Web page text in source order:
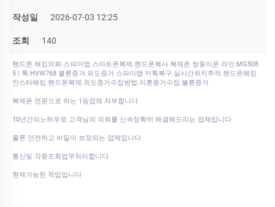
작성일 2026-07-03 12:25
조회 140
핸드폰 해킹의뢰.스파이앱.스마트폰복제.핸드폰복사 복제폰 쌍둥이폰 라인:MG508
5 | 톡:HVW768 불륜증거.외도증거 스파이앱 카톡복구.실시간위치추적.핸드폰해킹.
인스타해킹.핸드폰복제.외도증거수집방법.이혼증거수집.불륜증거
복제폰 전문으로 하는 1등업체 자부합니다
10년간의노하우로 고객님의 의뢰를 신속정확히 해결해드리는 업체입니다
물론 안전하고 비밀이 보장되는 업체입니다
통신및 각종조회업무처리합니다
현재가능한 작업입니다